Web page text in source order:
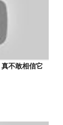
不敢相信它